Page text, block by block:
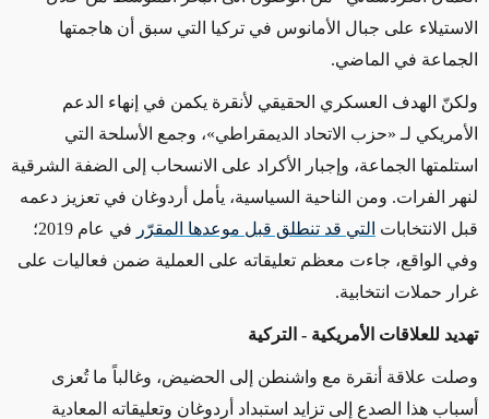
الاستيلاء على جبال الأمانوس في تركيا التي سبق أن هاجمتها
الجماعة في الماضي.
ولكنّ الهدف العسكري الحقيقي لأنقرة يكمن في إنهاء الدعم
الأمريكي لـ «حزب الاتحاد الديمقراطي»، وجمع الأسلحة التي
استلمتها الجماعة، وإجبار الأكراد على الانسحاب إلى الضفة الشرقية
لنهر الفرات. ومن الناحية السياسية، يأمل أردوغان في تعزيز دعمه
قبل الانتخابات التي قد تنطلق قبل موعدها المقرّر
في عام 2019؛
وفي الواقع، جاءت معظم تعليقاته على العملية ضمن فعاليات على
غرار حملات انتخابية.
تهديد للعلاقات الأمريكية - التركية
وصلت علاقة أنقرة مع واشنطن إلى الحضيض، وغالباً ما تُعزى
أسباب هذا الصدع إلى تزايد استبداد أردوغان وتعليقاته المعادية